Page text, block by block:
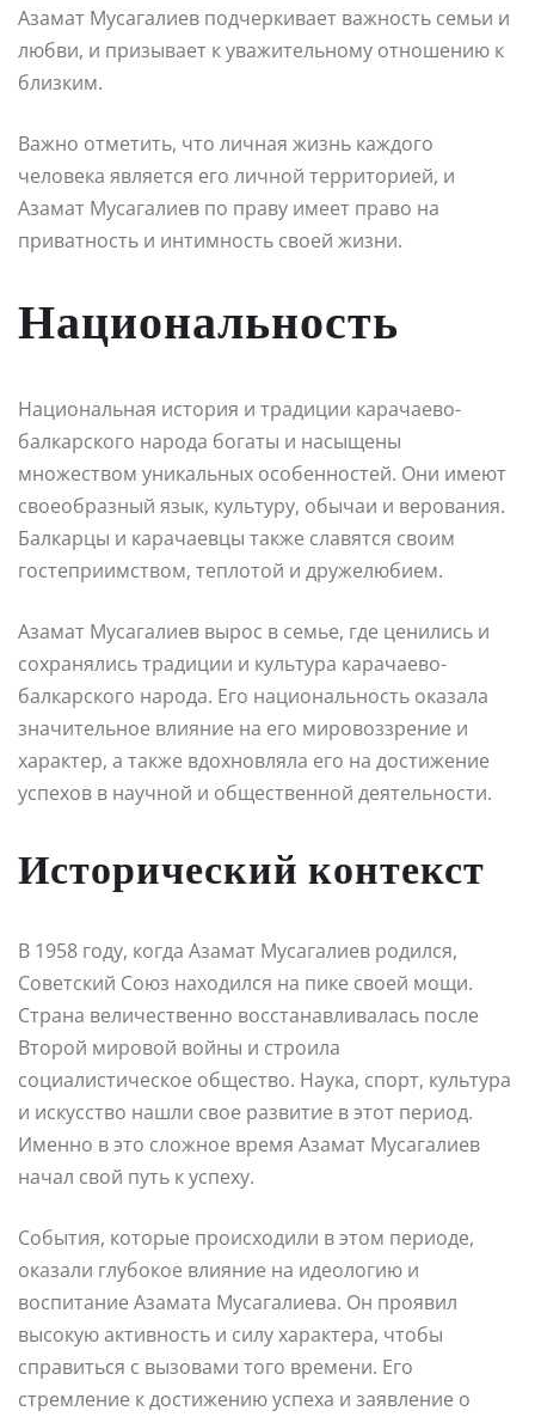
Азамат Мусагалиев подчеркивает важность семьи и
любви, и призывает к уважительному отношению к
близким.
Важно отметить, что личная жизнь каждого
человека является его личной территорией, и
Азамат Мусагалиев по праву имеет право на
приватность и интимность своей жизни.
Национальность
Национальная история и традиции карачаево-
балкарского народа богаты и насыщены
множеством уникальных особенностей. Они имеют
своеобразный язык, культуру, обычаи и верования.
Балкарцы и карачаевцы также славятся своим
гостеприимством, теплотой и дружелюбием.
Азамат Мусагалиев вырос в семье, где ценились и
сохранялись традиции и культура карачаево-
балкарского народа. Его национальность оказала
значительное влияние на его мировоззрение и
характер, а также вдохновляла его на достижение
успехов в научной и общественной деятельности.
Исторический контекст
В 1958 году, когда Азамат Мусагалиев родился,
Советский Союз находился на пике своей мощи.
Страна величественно восстанавливалась после
Второй мировой войны и строила
социалистическое общество. Наука, спорт, культура
и искусство нашли свое развитие в этот период.
Именно в это сложное время Азамат Мусагалиев
начал свой путь к успеху.
События, которые происходили в этом периоде,
оказали глубокое влияние на идеологию и
воспитание Азамата Мусагалиева. Он проявил
высокую активность и силу характера, чтобы
справиться с вызовами того времени. Его
стремление к достижению успеха и заявление о